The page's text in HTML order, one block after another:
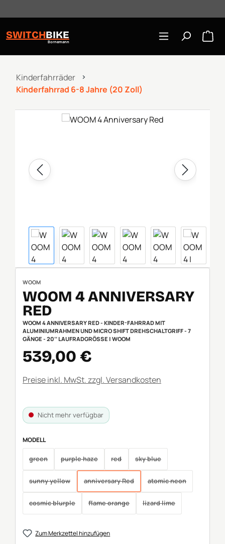
SWITCHBIKE
Bornemann
Kinderfahrräder
Kinderfahrrad 6-8 Jahre (20 Zoll)
Bildergalerie überspringen
WOOM
WOOM 4 ANNIVERSARY
RED
WOOM 4 ANNIVERSARY RED - KINDER-FAHRRAD MIT
ALUMINIUMRAHMEN UND MICRO SHIFT DREHSCHALTGRIFF - 7
GÄNGE - 20‘‘ LAUFRADGRÖSSE | WOOM
Verkaufspreis:
539,00 €
Preise inkl. MwSt. zzgl. Versandkosten
Nicht mehr verfügbar
MODELLAUSWÄHLEN
green
(Diese Option ist zurzeit nicht verfügbar.)
purple haze
(Diese Option ist zurzeit nicht verfügbar.)
red
(Diese Option ist zurzeit nicht
sky blue
sunny yellow
(Diese Option ist zurzeit nicht verfügbar.)
anniversary Red
(Diese Option ist zurzeit nicht verfügbar.)
atomic neon
cosmic blurple
(Diese Option ist zurzeit nicht verfügbar.)
flame orange
(Diese Option ist zurzeit nicht verfügbar.)
lizard lime
Zum Merkzettel hinzufügen